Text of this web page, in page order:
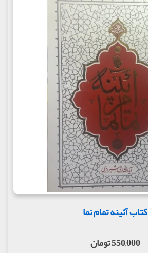
کتاب آئینه تمام نما
550,000 تومان